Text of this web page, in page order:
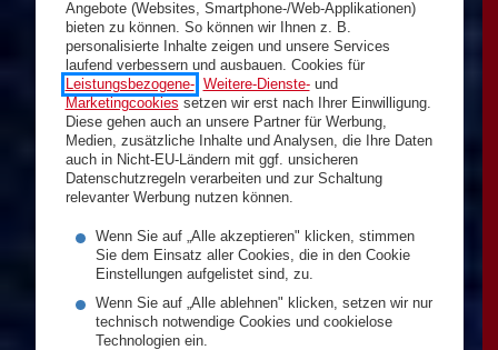
Angebote (Websites, Smartphone-/Web-Applikationen)
bieten zu können. So können wir Ihnen z. B.
personalisierte Inhalte zeigen und unsere Services
laufend verbessern und ausbauen. Cookies für
Leistungsbezogene-, Weitere-Dienste-und
Marketingcookies setzen wir erst nach Ihrer Einwilligung.
Diese gehen auch an unsere Partner für Werbung,
Medien, zusätzliche Inhalte und Analysen, die Ihre Daten
auch in Nicht-EU-Ländern mit ggf. unsicheren
Datenschutzregeln verarbeiten und zur Schaltung
relevanter Werbung nutzen können.
Wenn Sie auf „Alle akzeptieren" klicken, stimmen
Sie dem Einsatz aller Cookies, die in den Cookie
Einstellungen aufgelistet sind, zu.
Wenn Sie auf „Alle ablehnen" klicken, setzen wir nur
technisch notwendige Cookies und cookielose
Technologien ein.